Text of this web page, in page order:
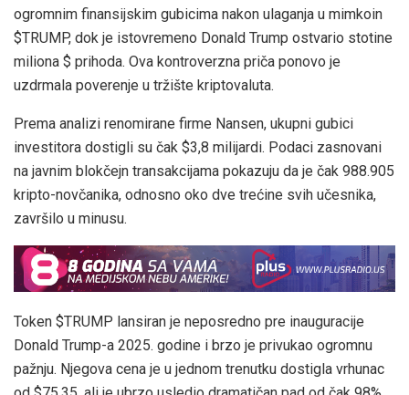
ogromnim finansijskim gubicima nakon ulaganja u mimkoin
$TRUMP, dok je istovremeno Donald Trump ostvario stotine
miliona $ prihoda. Ova kontroverzna priča ponovo je
uzdrmala poverenje u tržište kriptovaluta.
Prema analizi renomirane firme Nansen, ukupni gubici
investitora dostigli su čak $3,8 milijardi. Podaci zasnovani
na javnim blokčejn transakcijama pokazuju da je čak 988.905
kripto-novčanika, odnosno oko dve trećine svih učesnika,
završilo u minusu.
Token $TRUMP lansiran je neposredno pre inauguracije
Donald Trump-a 2025. godine i brzo je privukao ogromnu
pažnju. Njegova cena je u jednom trenutku dostigla vrhunac